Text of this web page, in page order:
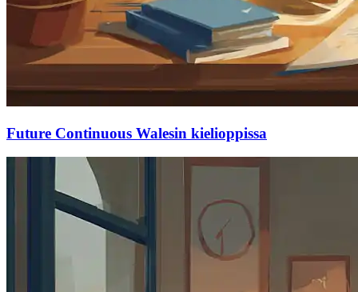
Future Continuous Walesin kielioppissa